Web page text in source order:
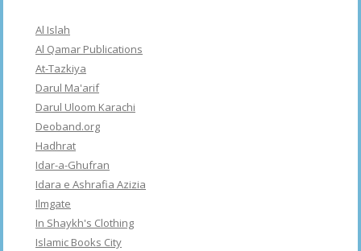
Al Islah
Al Qamar Publications
At-Tazkiya
Darul Ma'arif
Darul Uloom Karachi
Deoband.org
Hadhrat
Idar-a-Ghufran
Idara e Ashrafia Azizia
Ilmgate
In Shaykh's Clothing
Islamic Books City